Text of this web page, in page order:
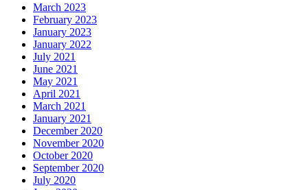
March 2023
February 2023
January 2023
January 2022
July 2021
June 2021
May 2021
April 2021
March 2021
January 2021
December 2020
November 2020
October 2020
September 2020
July 2020